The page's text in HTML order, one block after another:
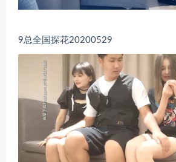
9总全国探花20200529